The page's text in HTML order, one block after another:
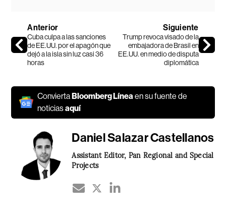
Anterior
Cuba culpa a las sanciones
de EE.UU. por el apagón que
dejó a la isla sin luz casi 36
horas
Siguiente
Trump revoca visado de la
embajadora de Brasil en
EE.UU. en medio de disputa
diplomática
ConviertaBloomberg Línea en su fuente de
noticiasaquí
Daniel Salazar Castellanos
Assistant Editor, Pan Regional and Special
Projects